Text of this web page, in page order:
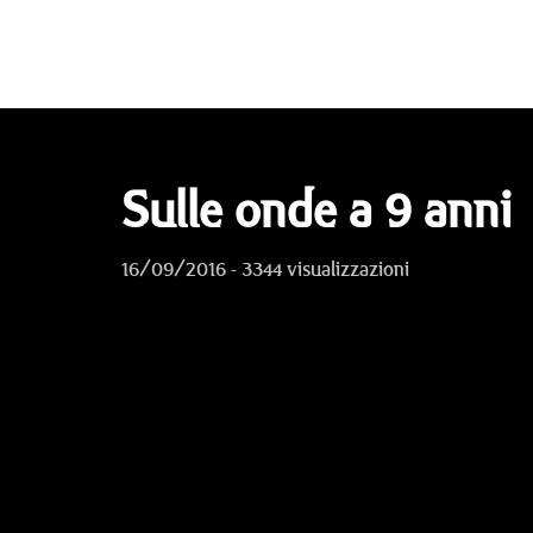
Sulle onde a 9 anni
16/09/2016 - 3344 visualizzazioni